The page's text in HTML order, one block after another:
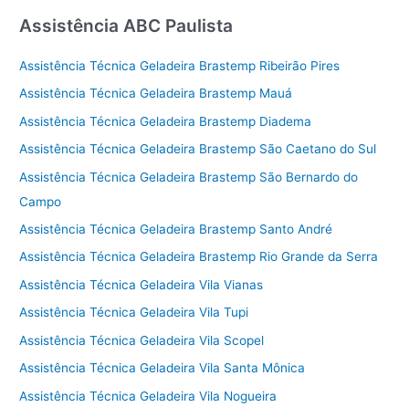
Assistência ABC Paulista
Assistência Técnica Geladeira Brastemp Ribeirão Pires
Assistência Técnica Geladeira Brastemp Mauá
Assistência Técnica Geladeira Brastemp Diadema
Assistência Técnica Geladeira Brastemp São Caetano do Sul
Assistência Técnica Geladeira Brastemp São Bernardo do
Campo
Assistência Técnica Geladeira Brastemp Santo André
Assistência Técnica Geladeira Brastemp Rio Grande da Serra
Assistência Técnica Geladeira Vila Vianas
Assistência Técnica Geladeira Vila Tupi
Assistência Técnica Geladeira Vila Scopel
Assistência Técnica Geladeira Vila Santa Mônica
Assistência Técnica Geladeira Vila Nogueira